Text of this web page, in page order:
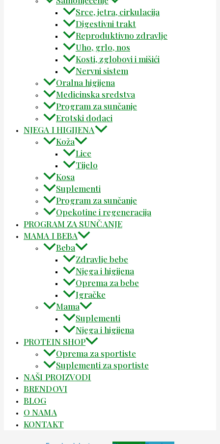
Srce, jetra, cirkulacija
Digestivni trakt
Reproduktivno zdravlje
Uho, grlo, nos
Kosti, zglobovi i mišići
Nervni sistem
Oralna higijena
Medicinska sredstva
Program za sunčanje
Erotski dodaci
NJEGA I HIGIJENA
Koža
Lice
Tijelo
Kosa
Suplementi
Program za sunčanje
Opekotine i regeneracija
PROGRAM ZA SUNČANJE
MAMA I BEBA
Beba
Zdravlje bebe
Njega i higijena
Oprema za bebe
Igračke
Mama
Suplementi
Njega i higijena
PROTEIN SHOP
Oprema za sportiste
Suplementi za sportiste
NAŠI PROIZVODI
BRENDOVI
BLOG
O NAMA
KONTAKT